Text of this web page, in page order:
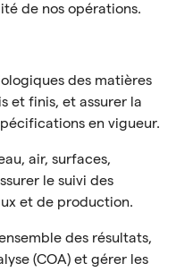
de nos opérations.
des matières
et finis, et assurer la
en vigueur.
air, surfaces,
le suivi des
et de production.
des résultats,
(COA) et gérer les